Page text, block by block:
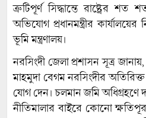
ত্রুটিপূর্ণ সিদ্ধান্তে রাষ্ট্রের
অভিযোগ প্রধানমন্ত্রীর
ভূমি মন্ত্রণালয়।
নরসিংদী জেলা প্রশাসন সূত্র
মাহমুদা বেগম নরসিংদীর
যোগ দেন। চলমান জমি অধিগ্রহণে
নীতিমালার বাইরে কোনো